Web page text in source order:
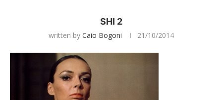
SHI 2
written by Caio Bogoni 21/10/2014